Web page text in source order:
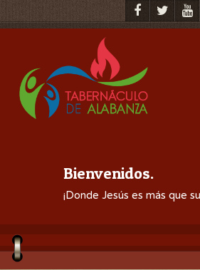
Bienvenidos.
¡Donde Jesús es más que